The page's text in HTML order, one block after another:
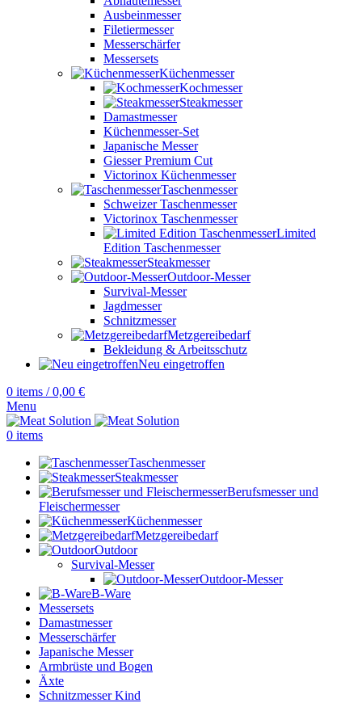
Ausbeinmesser
Filetiermesser
Messerschärfer
Messersets
Küchenmesser
Kochmesser
Steakmesser
Damastmesser
Küchenmesser-Set
Japanische Messer
Giesser Premium Cut
Victorinox Küchenmesser
Taschenmesser
Schweizer Taschenmesser
Victorinox Taschenmesser
Limited
Edition Taschenmesser
Steakmesser
Outdoor-Messer
Survival-Messer
Jagdmesser
Schnitzmesser
Metzgereibedarf
Bekleidung & Arbeitsschutz
Neu eingetroffen
0 items / 0,00 €
Menu
0 items
Taschenmesser
Steakmesser
Berufsmesser und
Fleischermesser
Küchenmesser
Metzgereibedarf
Outdoor
Survival-Messer
Outdoor-Messer
B-Ware
Messersets
Damastmesser
Messerschärfer
Japanische Messer
Armbrüste und Bogen
Äxte
Schnitzmesser Kind